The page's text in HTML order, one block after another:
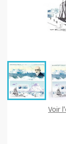
Voir